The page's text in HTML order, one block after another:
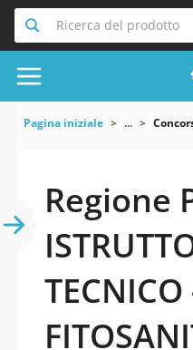
Ricerca del prodotto
Pagina iniziale ...
Regione
TECNICO